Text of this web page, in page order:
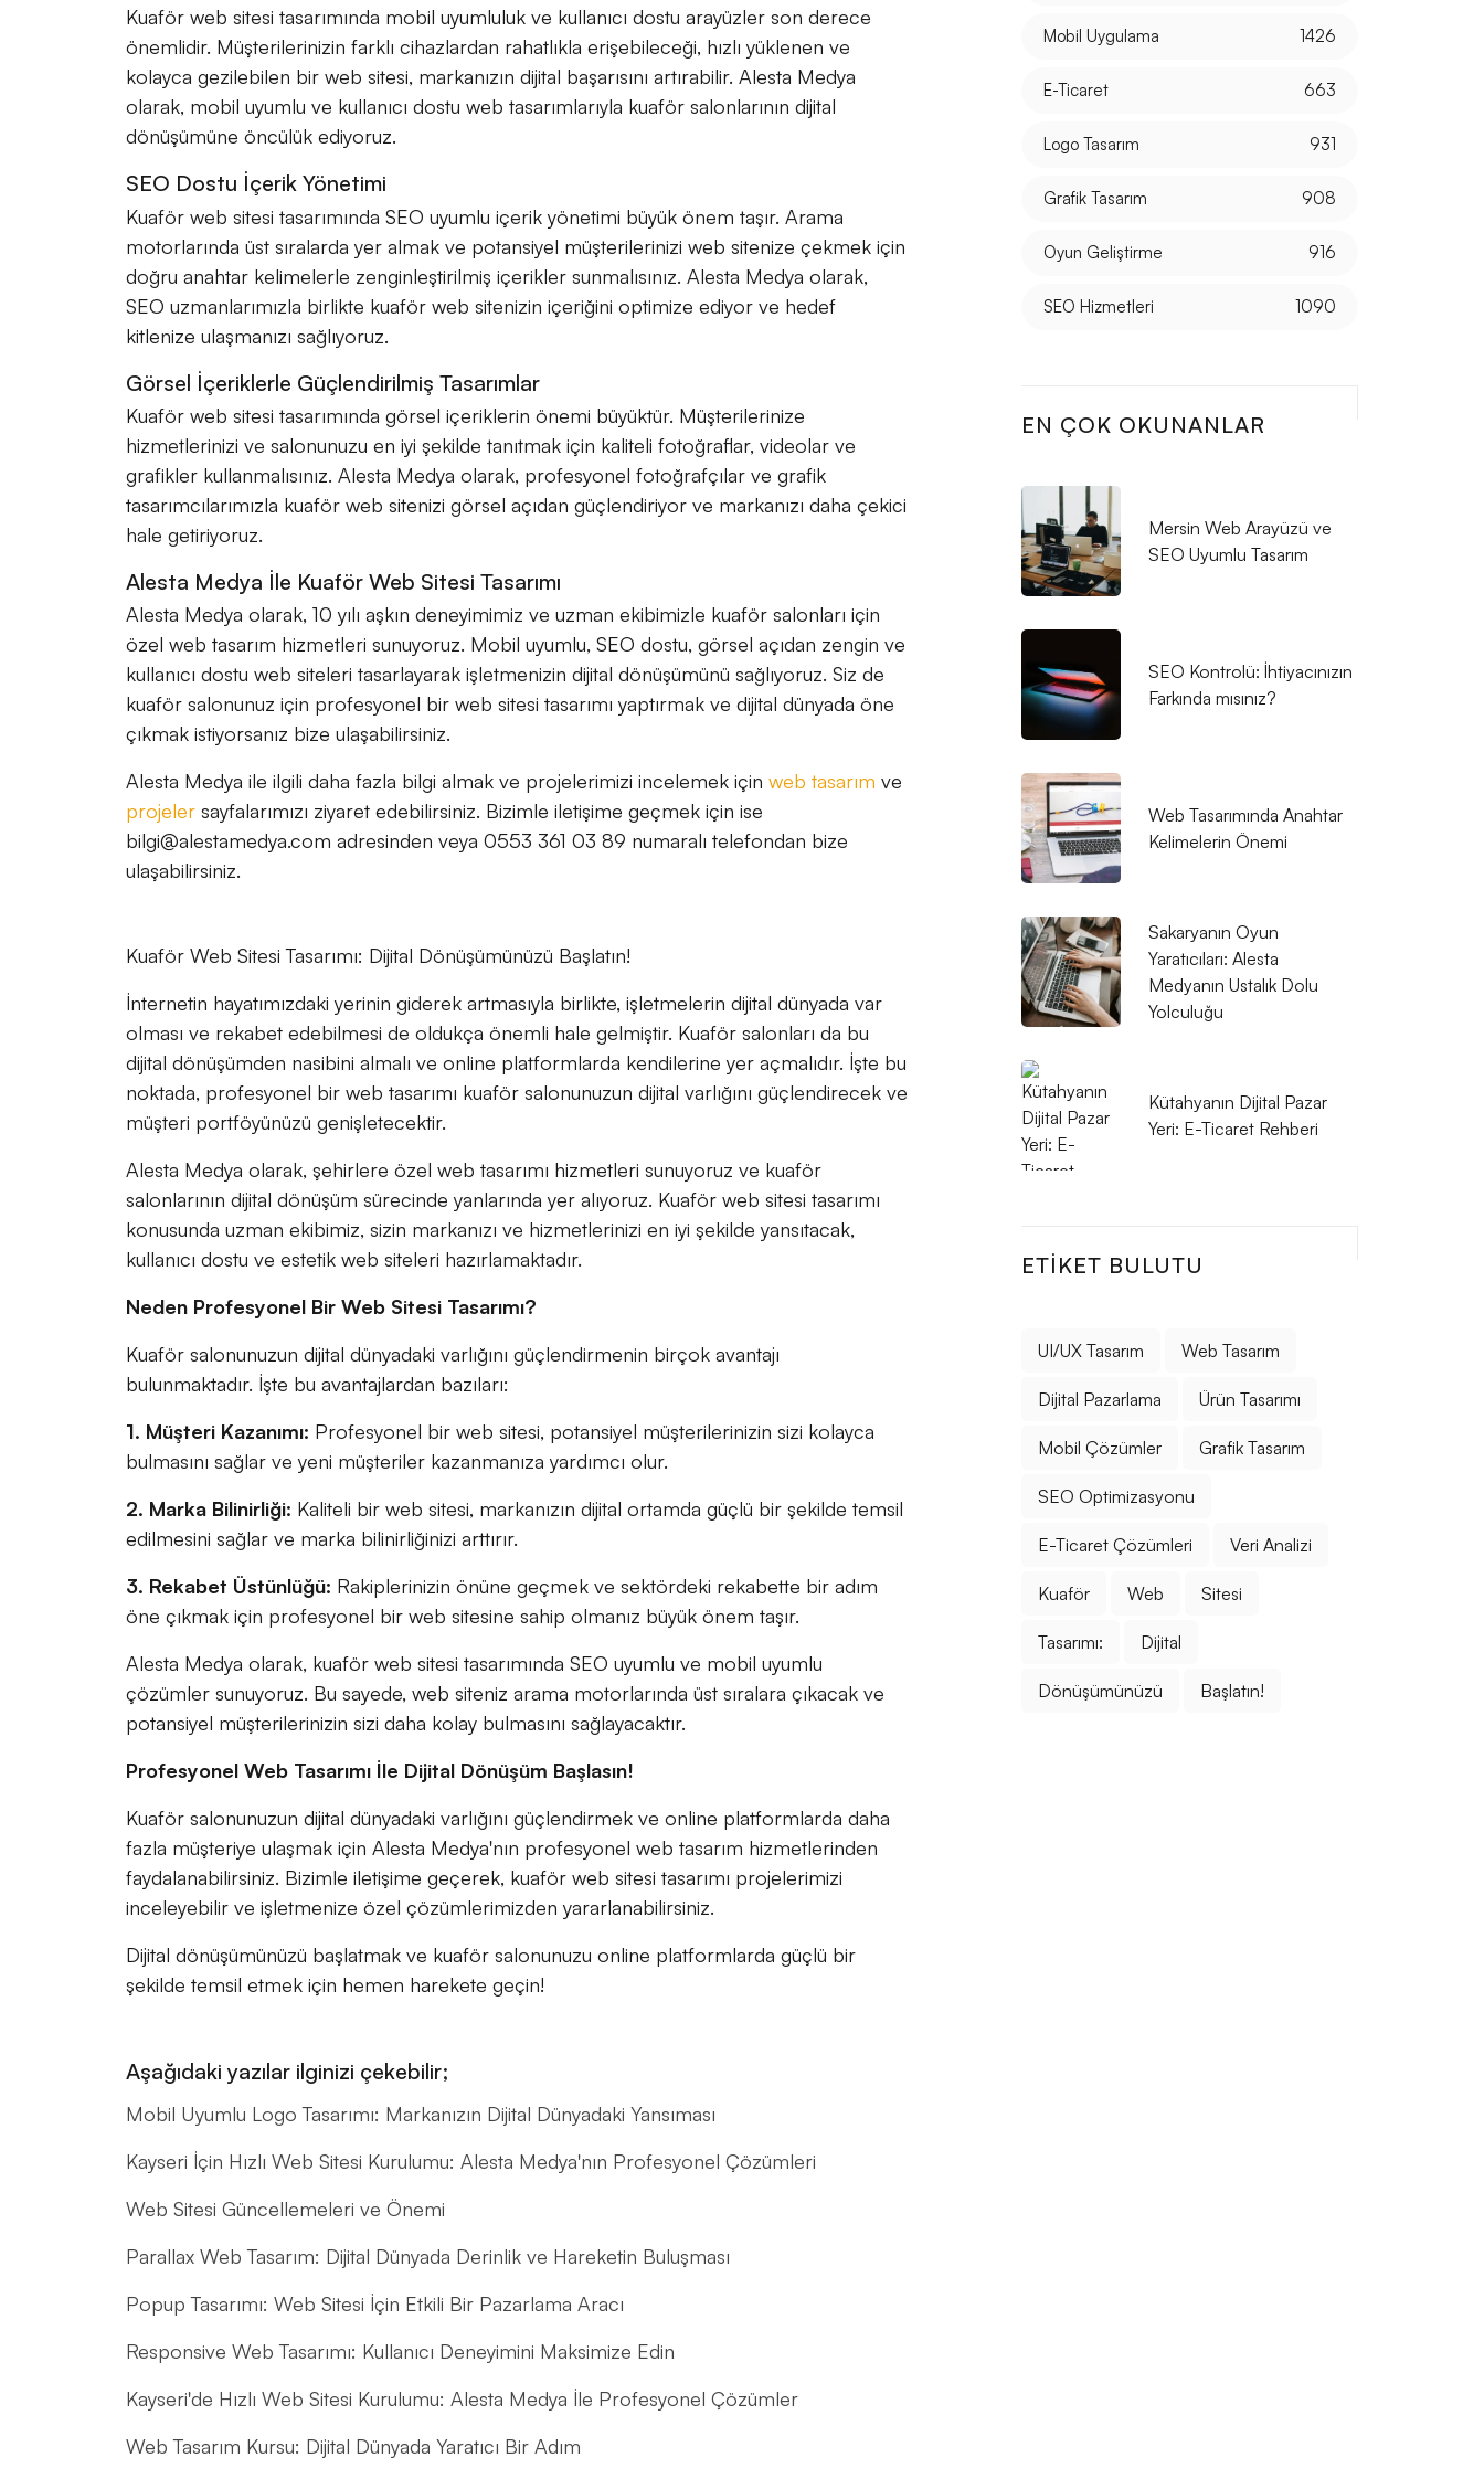
Kuaför web sitesi tasarımında mobil uyumluluk ve kullanıcı dostu arayüzler son derece
önemlidir. Müşterilerinizin farklı cihazlardan rahatlıkla erişebileceği, hızlı yüklenen ve
kolayca gezilebilen bir web sitesi, markanızın dijital başarısını artırabilir. Alesta Medya
olarak, mobil uyumlu ve kullanıcı dostu web tasarımlarıyla kuaför salonlarının dijital
dönüşümüne öncülük ediyoruz.
SEO Dostu İçerik Yönetimi
Kuaför web sitesi tasarımında SEO uyumlu içerik yönetimi büyük önem taşır. Arama
motorlarında üst sıralarda yer almak ve potansiyel müşterilerinizi web sitenize çekmek için
doğru anahtar kelimelerle zenginleştirilmiş içerikler sunmalısınız. Alesta Medya olarak,
SEO uzmanlarımızla birlikte kuaför web sitenizin içeriğini optimize ediyor ve hedef
kitlenize ulaşmanızı sağlıyoruz.
Görsel İçeriklerle Güçlendirilmiş Tasarımlar
Kuaför web sitesi tasarımında görsel içeriklerin önemi büyüktür. Müşterilerinize
hizmetlerinizi ve salonunuzu en iyi şekilde tanıtmak için kaliteli fotoğraflar, videolar ve
grafikler kullanmalısınız. Alesta Medya olarak, profesyonel fotoğrafçılar ve grafik
tasarımcılarımızla kuaför web sitenizi görsel açıdan güçlendiriyor ve markanızı daha çekici
hale getiriyoruz.
Alesta Medya İle Kuaför Web Sitesi Tasarımı
Alesta Medya olarak, 10 yılı aşkın deneyimimiz ve uzman ekibimizle kuaför salonları için
özel web tasarım hizmetleri sunuyoruz. Mobil uyumlu, SEO dostu, görsel açıdan zengin ve
kullanıcı dostu web siteleri tasarlayarak işletmenizin dijital dönüşümünü sağlıyoruz. Siz de
kuaför salonunuz için profesyonel bir web sitesi tasarımı yaptırmak ve dijital dünyada öne
çıkmak istiyorsanız bize ulaşabilirsiniz.
Alesta Medya ile ilgili daha fazla bilgi almak ve projelerimizi incelemek için web tasarım ve
projeler sayfalarımızı ziyaret edebilirsiniz. Bizimle iletişime geçmek için ise
bilgi@alestamedya.com adresinden veya 0553 361 03 89 numaralı telefondan bize
ulaşabilirsiniz.
Kuaför Web Sitesi Tasarımı: Dijital Dönüşümünüzü Başlatın!
İnternetin hayatımızdaki yerinin giderek artmasıyla birlikte, işletmelerin dijital dünyada var
olması ve rekabet edebilmesi de oldukça önemli hale gelmiştir. Kuaför salonları da bu
dijital dönüşümden nasibini almalı ve online platformlarda kendilerine yer açmalıdır. İşte bu
noktada, profesyonel bir web tasarımı kuaför salonunuzun dijital varlığını güçlendirecek ve
müşteri portföyünüzü genişletecektir.
Alesta Medya olarak, şehirlere özel web tasarımı hizmetleri sunuyoruz ve kuaför
salonlarının dijital dönüşüm sürecinde yanlarında yer alıyoruz. Kuaför web sitesi tasarımı
konusunda uzman ekibimiz, sizin markanızı ve hizmetlerinizi en iyi şekilde yansıtacak,
kullanıcı dostu ve estetik web siteleri hazırlamaktadır.
Neden Profesyonel Bir Web Sitesi Tasarımı?
Kuaför salonunuzun dijital dünyadaki varlığını güçlendirmenin birçok avantajı
bulunmaktadır. İşte bu avantajlardan bazıları:
1. Müşteri Kazanımı: Profesyonel bir web sitesi, potansiyel müşterilerinizin sizi kolayca
bulmasını sağlar ve yeni müşteriler kazanmanıza yardımcı olur.
2. Marka Bilinirliği: Kaliteli bir web sitesi, markanızın dijital ortamda güçlü bir şekilde temsil
edilmesini sağlar ve marka bilinirliğinizi arttırır.
3. Rekabet Üstünlüğü: Rakiplerinizin önüne geçmek ve sektördeki rekabette bir adım
öne çıkmak için profesyonel bir web sitesine sahip olmanız büyük önem taşır.
Alesta Medya olarak, kuaför web sitesi tasarımında SEO uyumlu ve mobil uyumlu
çözümler sunuyoruz. Bu sayede, web siteniz arama motorlarında üst sıralara çıkacak ve
potansiyel müşterilerinizin sizi daha kolay bulmasını sağlayacaktır.
Profesyonel Web Tasarımı İle Dijital Dönüşüm Başlasın!
Kuaför salonunuzun dijital dünyadaki varlığını güçlendirmek ve online platformlarda daha
fazla müşteriye ulaşmak için Alesta Medya'nın profesyonel web tasarım hizmetlerinden
faydalanabilirsiniz. Bizimle iletişime geçerek, kuaför web sitesi tasarımı projelerimizi
inceleyebilir ve işletmenize özel çözümlerimizden yararlanabilirsiniz.
Dijital dönüşümünüzü başlatmak ve kuaför salonunuzu online platformlarda güçlü bir
şekilde temsil etmek için hemen harekete geçin!
Aşağıdaki yazılar ilginizi çekebilir;
Mobil Uyumlu Logo Tasarımı: Markanızın Dijital Dünyadaki Yansıması
Kayseri İçin Hızlı Web Sitesi Kurulumu: Alesta Medya'nın Profesyonel Çözümleri
Web Sitesi Güncellemeleri ve Önemi
Parallax Web Tasarım: Dijital Dünyada Derinlik ve Hareketin Buluşması
Popup Tasarımı: Web Sitesi İçin Etkili Bir Pazarlama Aracı
Responsive Web Tasarımı: Kullanıcı Deneyimini Maksimize Edin
Kayseri'de Hızlı Web Sitesi Kurulumu: Alesta Medya İle Profesyonel Çözümler
Web Tasarım Kursu: Dijital Dünyada Yaratıcı Bir Adım
Mobil Uygulama 1426
E-Ticaret 663
Logo Tasarım 931
Grafik Tasarım 908
Oyun Geliştirme 916
SEO Hizmetleri 1090
EN ÇOK OKUNANLAR
Mersin Web Arayüzü ve
SEO Uyumlu Tasarım
SEO Kontrolü: İhtiyacınızın
Farkında mısınız?
Web Tasarımında Anahtar
Kelimelerin Önemi
Sakaryanın Oyun
Yaratıcıları: Alesta
Medyanın Ustalık Dolu
Yolculuğu
Kütahyanın Dijital Pazar
Yeri: E-Ticaret Rehberi
ETIKET BULUTU
UI/UX Tasarım Web Tasarım
Dijital Pazarlama Ürün Tasarımı
Mobil Çözümler Grafik Tasarım
SEO Optimizasyonu
E-Ticaret Çözümleri Veri Analizi
Kuaför Web Sitesi
Tasarımı: Dijital
Dönüşümünüzü Başlatın!